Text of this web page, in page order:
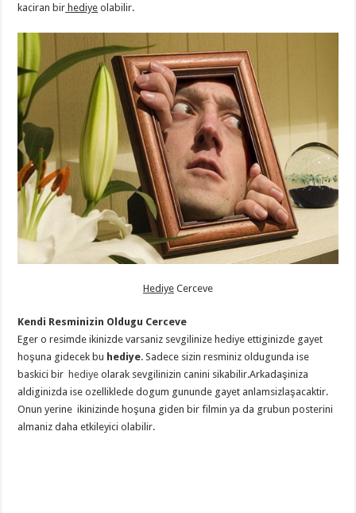
kaciran bir hediye olabilir.
HediyeCerceve
Kendi Resminizin Oldugu Cerceve
Eger o resimde ikinizde varsaniz sevgilinize hediye ettiginizde gayet
hoşuna gidecek bu hediye. Sadece sizin resminiz oldugunda ise
baskici bir hediye olarak sevgilinizin canini sikabilir.Arkadaşiniza
aldiginizda ise ozelliklede dogum gununde gayet anlamsizlaşacaktir.
Onun yerine ikinizinde hoşuna giden bir filmin ya da grubun posterini
almaniz daha etkileyici olabilir.